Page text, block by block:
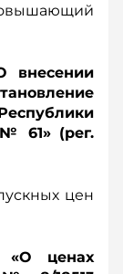
внесении
61» (рег.
цен
ценах